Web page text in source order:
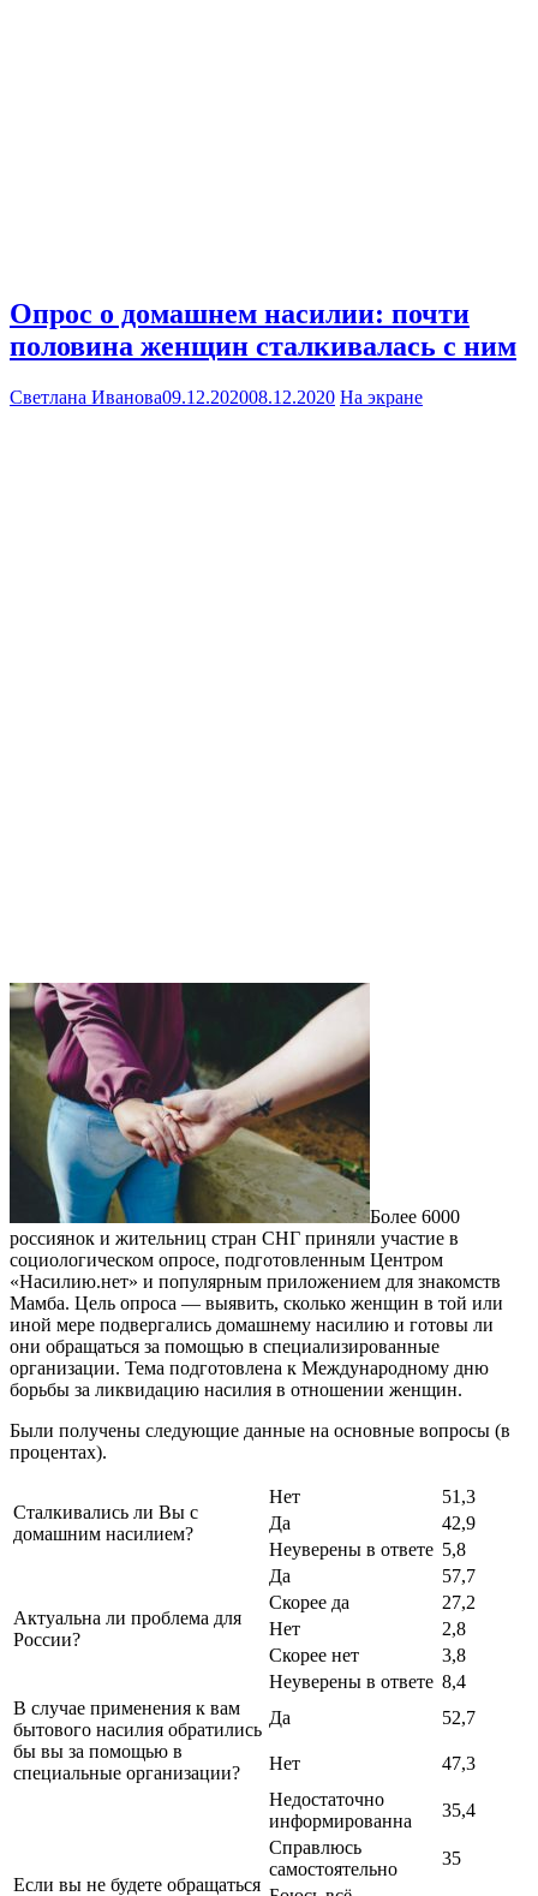
Опрос о домашнем насилии: почти
половина женщин сталкивалась с ним
Светлана Иванова09.12.202008.12.2020 На экране
Более 6000
россиянок и жительниц стран СНГ приняли участие в
социологическом опросе, подготовленным Центром
«Насилию.нет» и популярным приложением для знакомств
Мамба. Цель опроса — выявить, сколько женщин в той или
иной мере подвергались домашнему насилию и готовы ли
они обращаться за помощью в специализированные
организации. Тема подготовлена к Международному дню
борьбы за ликвидацию насилия в отношении женщин.
Были получены следующие данные на основные вопросы (в
процентах).
Сталкивались ли Вы с
домашним насилием?
Нет
51,3
Да
42,9
Неуверены в ответе 5,8
Актуальна ли проблема для
России?
Да
57,7
Скорее да
27,2
Нет
2,8
Скорее нет
3,8
Неуверены в ответе 8,4
В случае применения к вам
бытового насилия обратились
бы вы за помощью в
специальные организации?
Да 52,7
Нет 47,3
Если вы не будете обращаться
Недостаточно
информированна
35,4
Справлюсь
самостоятельно
35